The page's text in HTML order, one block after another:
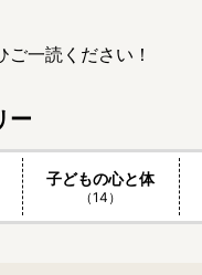
一読ください！
ー
子どもの心と体
（14）